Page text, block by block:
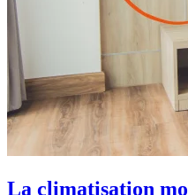
La climatisation